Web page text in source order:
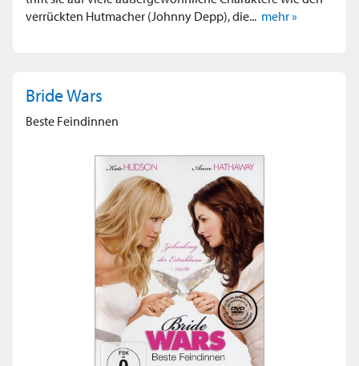
verrückten Hutmacher (Johnny Depp), die... mehr »
Bride Wars
Beste Feindinnen